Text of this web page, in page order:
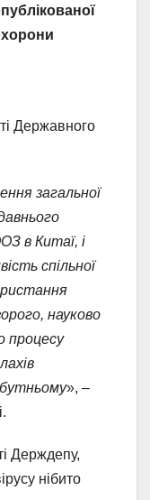
Державного
загальної
в Китаї, і
спільної
науково
процесу
», –
Держдепу,
нібито